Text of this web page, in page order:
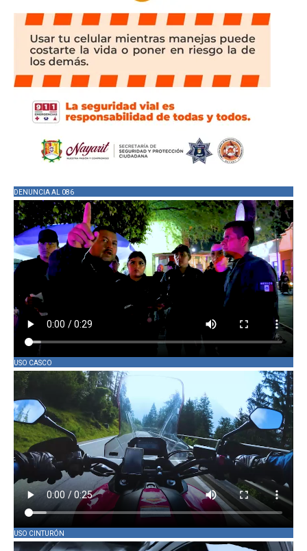
DENUNCIA AL 086
USO CASCO
USO CINTURÓN